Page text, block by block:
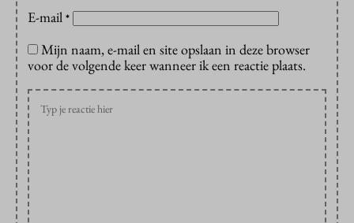
E-mail *
Mijn naam, e-mail en site opslaan in deze browser
voor de volgende keer wanneer ik een reactie plaats.